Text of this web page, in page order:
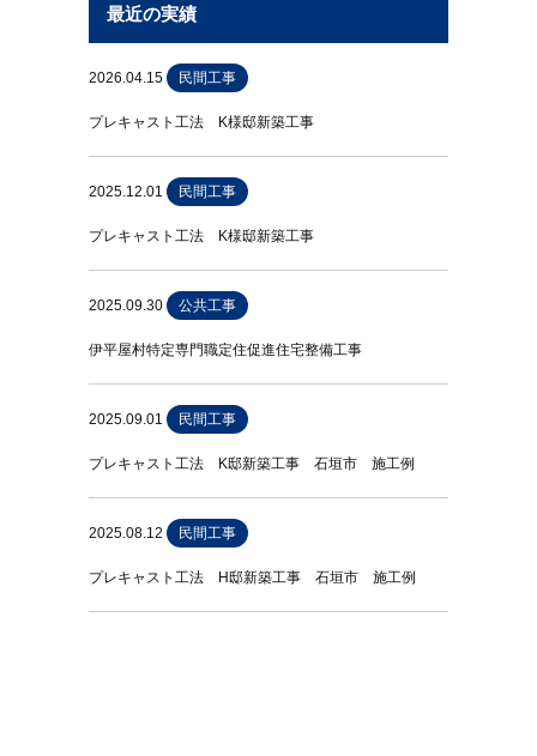
最近の実績
2026.04.15 民間工事
プレキャスト工法 K様邸新築工事
2025.12.01 民間工事
プレキャスト工法 K様邸新築工事
2025.09.30 公共工事
伊平屋村特定専門職定住促進住宅整備工事
2025.09.01 民間工事
プレキャスト工法 K邸新築工事 石垣市 施工例
2025.08.12 民間工事
プレキャスト工法 H邸新築工事 石垣市 施工例